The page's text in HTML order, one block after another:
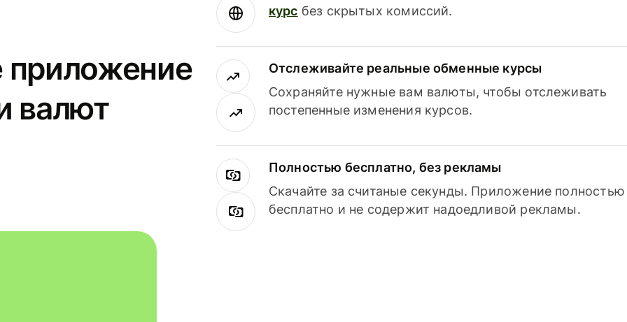
приложение
валют
курс без скрытых комиссий.
Отслеживайте реальные обменные курсы
Сохраняйте нужные вам валюты, чтобы отслеживать
постепенные изменения курсов.
Полностью бесплатно, без рекламы
Скачайте за считаные секунды. Приложение полностью
бесплатно и не содержит надоедливой рекламы.